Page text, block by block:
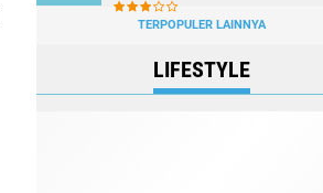
TERPOPULER LAINNYA
LIFESTYLE